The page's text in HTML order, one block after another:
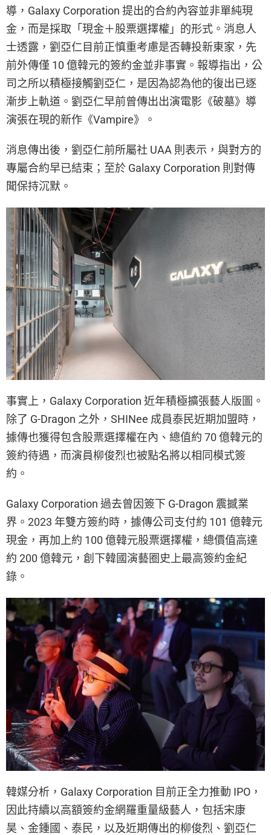
導，Galaxy Corporation 提出的合約內容並非單純現
金，而是採取「現金＋股票選擇權」的形式。消息人
士透露，劉亞仁目前正慎重考慮是否轉投新東家，先
前外傳僅 10 億韓元的簽約金並非事實。報導指出，公
司之所以積極接觸劉亞仁，是因為認為他的復出已逐
漸步上軌道。劉亞仁早前曾傳出出演電影《破墓》導
演張在現的新作《Vampire》。
消息傳出後，劉亞仁前所屬社 UAA 則表示，與對方的
專屬合約早已結束；至於 Galaxy Corporation 則對傳
聞保持沉默。
事實上，Galaxy Corporation 近年積極擴張藝人版圖。
除了 G-Dragon 之外，SHINee 成員泰民近期加盟時，
據傳也獲得包含股票選擇權在內、總值約 70 億韓元的
簽約待遇，而演員柳俊烈也被點名將以相同模式簽
約。
Galaxy Corporation 過去曾因簽下 G-Dragon 震撼業
界。2023 年雙方簽約時，據傳公司支付約 101 億韓元
現金，再加上約 100 億韓元股票選擇權，總價值高達
約 200 億韓元，創下韓國演藝圈史上最高簽約金紀
錄。
韓媒分析，Galaxy Corporation 目前正全力推動 IPO，
因此持續以高額簽約金網羅重量級藝人，包括宋康
昊、金鍾國、泰民，以及近期傳出的柳俊烈、劉亞仁